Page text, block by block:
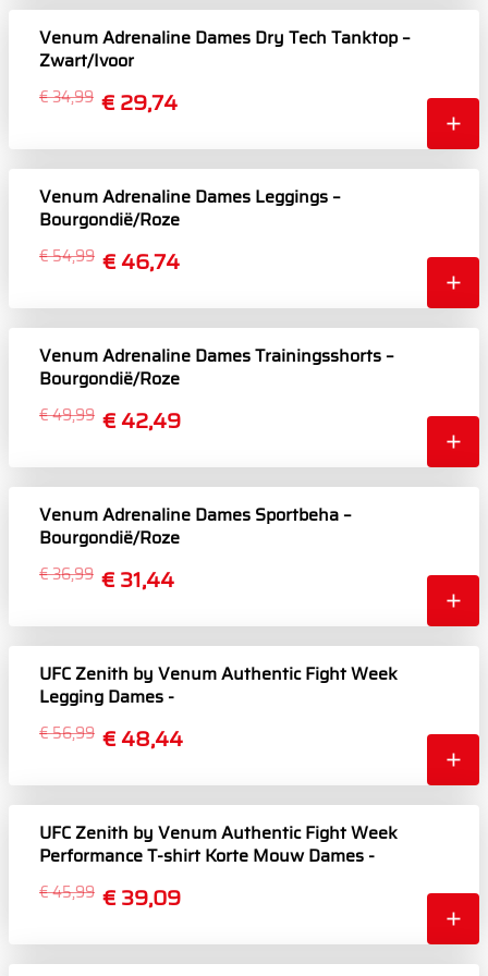
Venum Adrenaline Dames Dry Tech Tanktop –
Zwart/Ivoor
€ 29,74
€ 34,99
Venum Adrenaline Dames Leggings –
Bourgondië/Roze
€ 46,74
€ 54,99
Venum Adrenaline Dames Trainingsshorts –
Bourgondië/Roze
€ 42,49
€ 49,99
Venum Adrenaline Dames Sportbeha –
Bourgondië/Roze
€ 31,44
€ 36,99
UFC Zenith by Venum Authentic Fight Week
Legging Dames -
Marineblauw/Bordeauxrood/Zilver
€ 48,44
€ 56,99
UFC Zenith by Venum Authentic Fight Week
Performance T-shirt Korte Mouw Dames -
Marineblauw/Bordeauxrood/Zilver
€ 39,09
€ 45,99